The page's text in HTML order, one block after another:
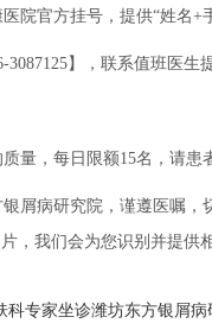
官方挂号，提供“姓名+手
】，联系值班医生
，每日限额15名，请患
银屑病研究院，谨遵医嘱
，我们会为您识别并提供
专家坐诊潍坊东方银屑病